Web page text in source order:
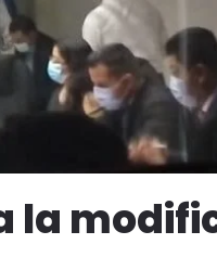
la